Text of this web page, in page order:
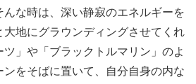
んな時は、深い静寂のエネルギーを
地にグラウンディングさせてくれ
」や「ブラックトルマリン」のよ
ンをそばに置いて、自分自身の内な